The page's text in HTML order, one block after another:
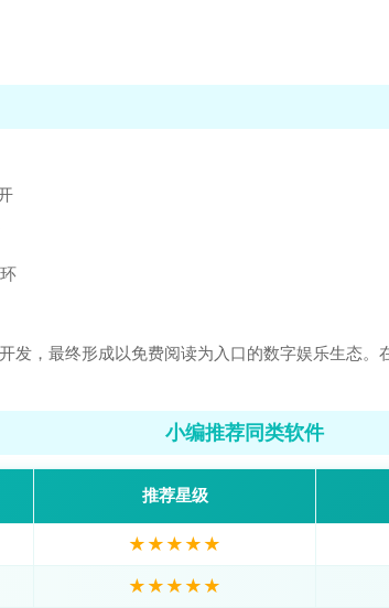
，最终形成以免费阅读为入口的数字娱乐生态
小编推荐同类软件
推荐星级
★★★★★
★★★★★